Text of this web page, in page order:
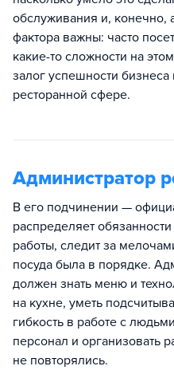
обслуживания и, конечно,
фактора важны: часто
какие-то сложности на
залог успешности бизнеса
ресторанной сфере.
Администратор
В его подчинении —
распределяет
работы, следит за
посуда была в порядке.
должен знать меню и
на кухне, уметь
гибкость в работе с
персонал и организовать
не повторялись.